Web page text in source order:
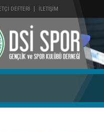
DEFTERİ İLETİŞİM